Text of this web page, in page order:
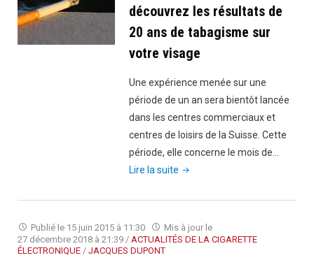
rechuter
?"
découvrez les résultats de
20 ans de tabagisme sur
votre visage
Une expérience menée sur une
période de un an sera bientôt lancée
dans les centres commerciaux et
centres de loisirs de la Suisse. Cette
période, elle concerne le mois de…
Lire la suite "Fumeurs
fumeuses,
découvrez
les
Publié le 15 juin 2015 à 11:30
Mis à jour le
27 décembre 2018 à 21:39 / ACTUALITÉS DE LA CIGARETTE
ÉLECTRONIQUE / JACQUES DUPONT